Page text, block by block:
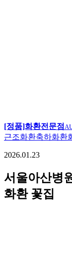
[정품]화환전문점
근조화환축하화환
2026.01.23
서울아산병
화환 꽃집